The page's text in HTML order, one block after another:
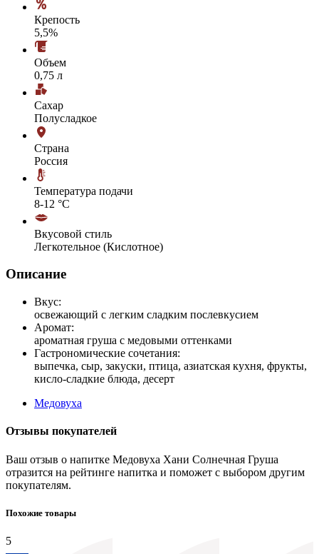
Крепость
5,5%
Объем
0,75 л
Сахар
Полусладкое
Страна
Россия
Температура подачи
8-12 °С
Вкусовой стиль
Легкотельное (Кислотное)
Описание
Вкус:
освежающий с легким сладким послевкусием
Аромат:
ароматная груша с медовыми оттенками
Гастрономические сочетания:
выпечка, сыр, закуски, птица, азиатская кухня, фрукты,
кисло-сладкие блюда, десерт
Медовуха
Отзывы покупателей
Ваш отзыв о напитке Медовуха Хани Солнечная Груша
отразится на рейтинге напитка и поможет с выбором другим
покупателям.
Похожие товары
5